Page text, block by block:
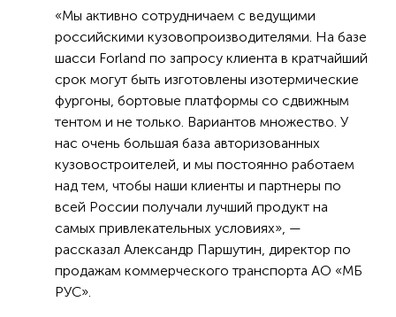
«Мы активно сотрудничаем c ведущими
российскими кузовопроизводителями. На базе
шасси Forland по запросу клиента в кратчайший
срок могут быть изготовлены изотермические
фургоны, бортовые платформы со сдвижным
тентом и не только. Вариантов множество. У
нас очень большая база авторизованных
кузовостроителей, и мы постоянно работаем
над тем, чтобы наши клиенты и партнеры по
всей России получали лучший продукт на
самых привлекательных условиях», —
рассказал Александр Паршутин, директор по
продажам коммерческого транспорта АО «МБ
РУС».